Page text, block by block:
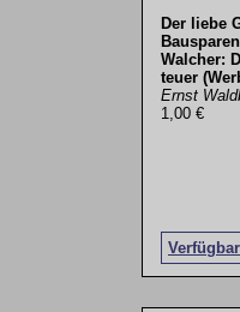
Der liebe
Walcher:
teuer
Ernst
1,00 €